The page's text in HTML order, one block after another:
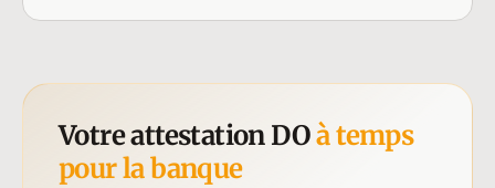
Votre attestation DOà temps
pour la banque